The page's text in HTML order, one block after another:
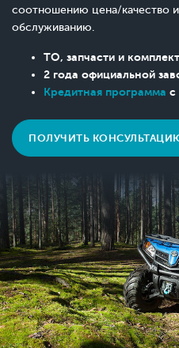
соотношению цена/качество
обслуживанию.
ТО, запчасти и
2 года официальной
Кредитная программа с
ПОЛУЧИТЬ